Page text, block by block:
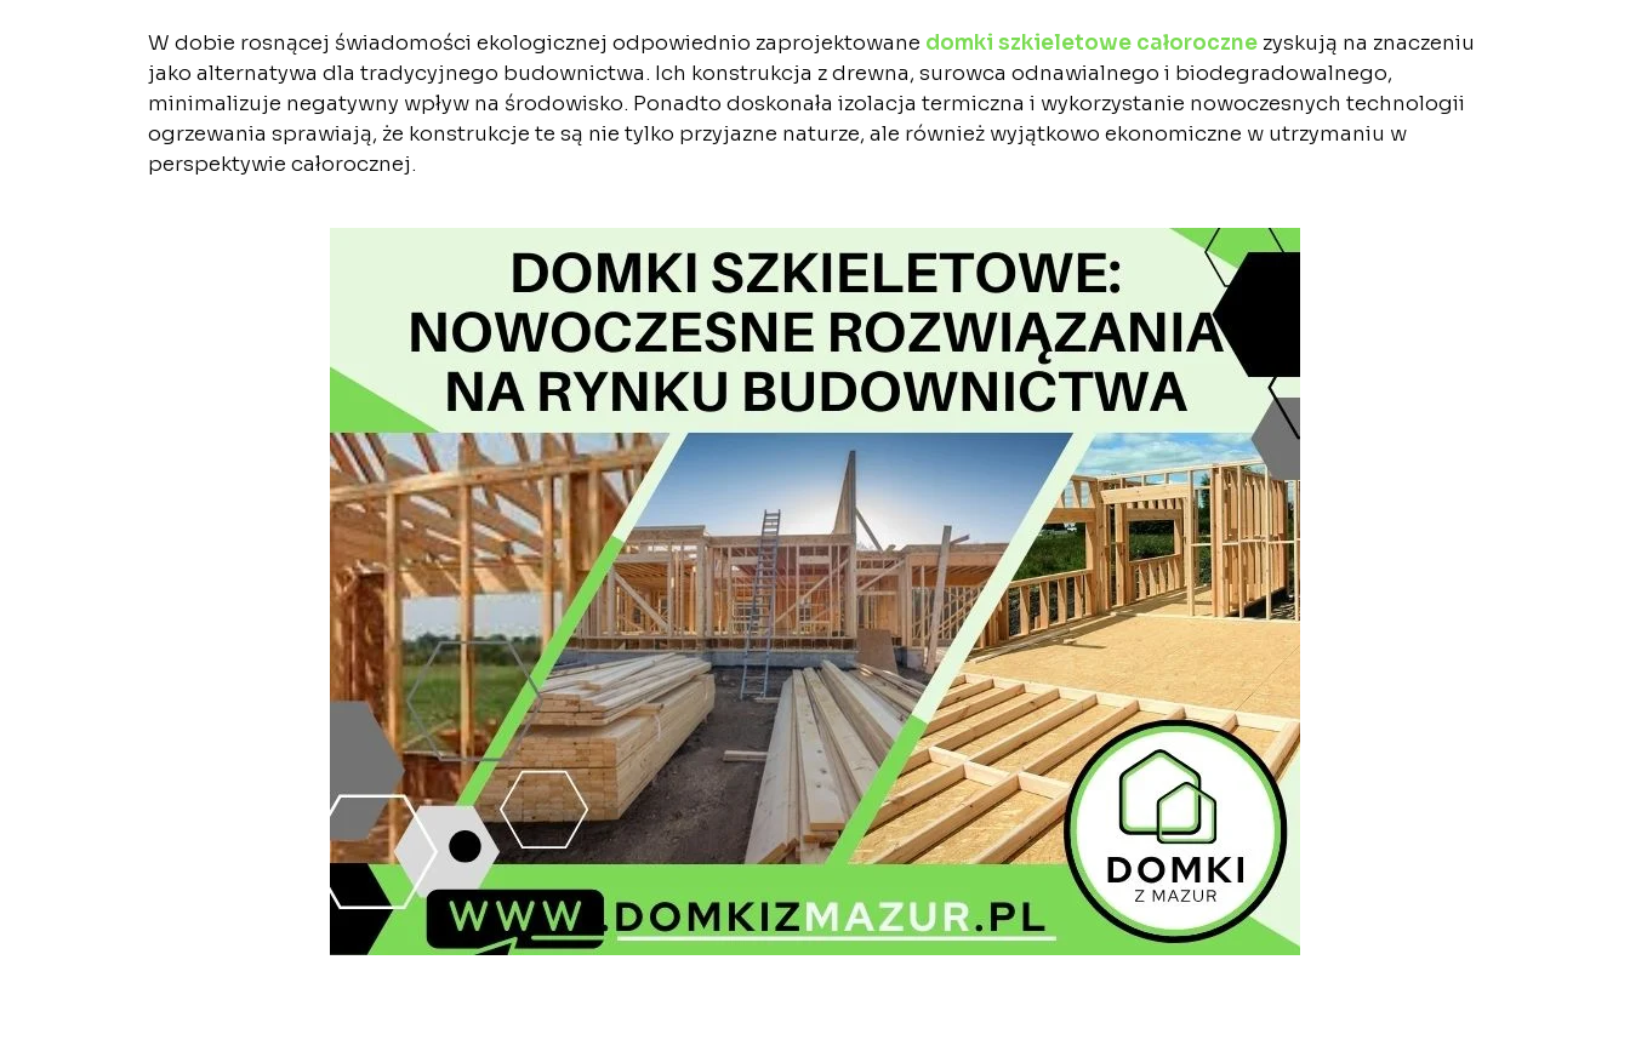
W dobie rosnącej świadomości ekologicznej odpowiednio zaprojektowane domki szkieletowe całoroczne zyskują na znaczeniu
jako alternatywa dla tradycyjnego budownictwa. Ich konstrukcja z drewna, surowca odnawialnego i biodegradowalnego,
minimalizuje negatywny wpływ na środowisko. Ponadto doskonała izolacja termiczna i wykorzystanie nowoczesnych technologii
ogrzewania sprawiają, że konstrukcje te są nie tylko przyjazne naturze, ale również wyjątkowo ekonomiczne w utrzymaniu w
perspektywie całorocznej.